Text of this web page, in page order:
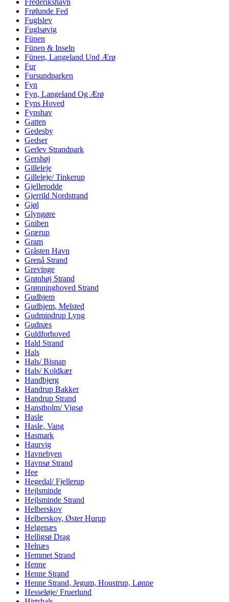
Frederikshavn
Frølunde Fed
Fuglslev
Fuglsøvig
Fünen
Fünen & Inseln
Fünen, Langeland Und Ærø
Fur
Fursundparken
Fyn
Fyn, Langeland Og Ærø
Fyns Hoved
Fynshav
Gatten
Gedesby
Gedser
Gerlev Strandpark
Gershøj
Gilleleje
Gilleleje/ Tinkerup
Gjellerodde
Gjerrild Nordstrand
Gjøl
Glyngøre
Gniben
Grærup
Gram
Gråsten Havn
Grenå Strand
Grevinge
Grønhøj Strand
Grønninghoved Strand
Gudhjem
Gudhjem, Melsted
Gudmindrup Lyng
Gudnæs
Guldforhoved
Hald Strand
Hals
Hals/ Bisnap
Hals/ Koldkær
Handbjerg
Handrup Bakker
Handrup Strand
Hanstholm/ Vigsø
Hasle
Hasle, Vang
Hasmark
Haurvig
Havnebyen
Havnsø Strand
Hee
Hegedal/ Fjellerup
Hejlsminde
Hejlsminde Strand
Helberskov
Helberskov, Øster Hurup
Helgenæs
Helligsø Drag
Helnæs
Hemmet Strand
Henne
Henne Strand
Henne Strand, Jegum, Houstrup, Lønne
Hesseløje/ Fruerlund